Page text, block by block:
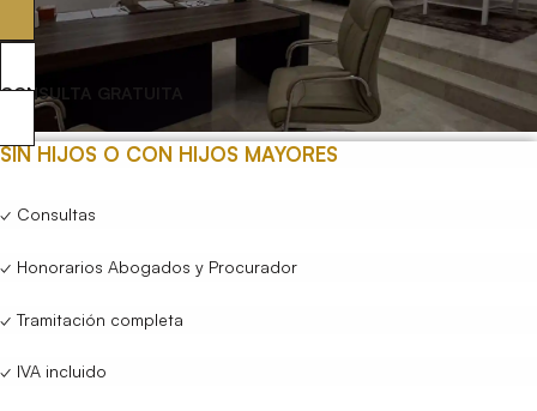
CONSULTA GRATUITA
SIN HIJOS O CON HIJOS MAYORES
✓ Consultas
✓ Honorarios Abogados y Procurador
✓ Tramitación completa
✓ IVA incluido